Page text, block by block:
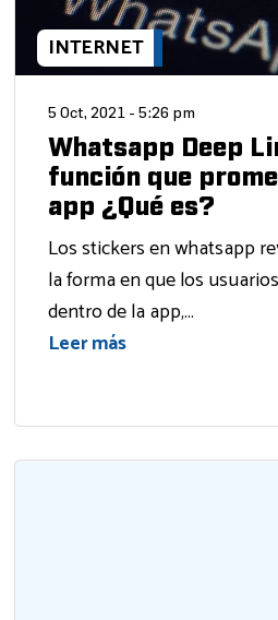
INTERNET
5 Oct, 2021 - 5:26 pm
Whatsapp Deep
función que
app ¿Qué es?
Los stickers en whatsapp
la forma en que los
dentro de la app,...
Leer más